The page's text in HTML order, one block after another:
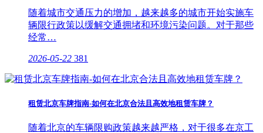
随着城市交通压力的增加，越来越多的城市开始实施车
辆限行政策以缓解交通拥堵和环境污染问题。对于那些
经常…
2026-05-22 381
租赁北京车牌指南-如何在北京合法且高效地租赁车牌？
随着北京的车辆限购政策越来越严格，对于很多在京工